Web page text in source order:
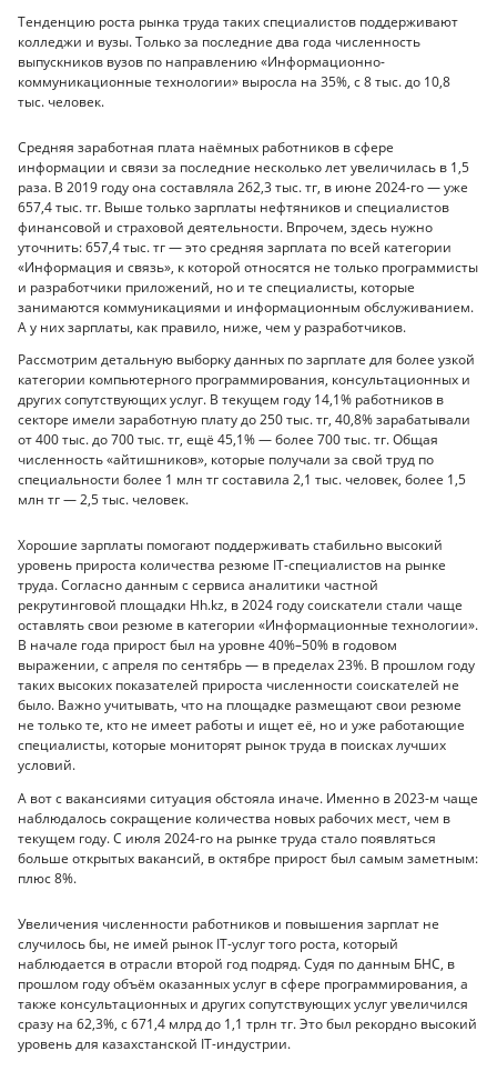
Тенденцию роста рынка труда таких специалистов поддерживают
колледжи и вузы. Только за последние два года численность
выпускников вузов по направлению «Информационно-
коммуникационные технологии» выросла на 35%, с 8 тыс. до 10,8
тыс. человек.
Средняя заработная плата наёмных работников в сфере
информации и связи за последние несколько лет увеличилась в 1,5
раза. В 2019 году она составляла 262,3 тыс. тг, в июне 2024-го — уже
657,4 тыс. тг. Выше только зарплаты нефтяников и специалистов
финансовой и страховой деятельности. Впрочем, здесь нужно
уточнить: 657,4 тыс. тг — это средняя зарплата по всей категории
«Информация и связь», к которой относятся не только программисты
и разработчики приложений, но и те специалисты, которые
занимаются коммуникациями и информационным обслуживанием.
А у них зарплаты, как правило, ниже, чем у разработчиков.
Рассмотрим детальную выборку данных по зарплате для более узкой
категории компьютерного программирования, консультационных и
других сопутствующих услуг. В текущем году 14,1% работников в
секторе имели заработную плату до 250 тыс. тг, 40,8% зарабатывали
от 400 тыс. до 700 тыс. тг, ещё 45,1% — более 700 тыс. тг. Общая
численность «айтишников», которые получали за свой труд по
специальности более 1 млн тг составила 2,1 тыс. человек, более 1,5
млн тг — 2,5 тыс. человек.
Хорошие зарплаты помогают поддерживать стабильно высокий
уровень прироста количества резюме IT-специалистов на рынке
труда. Согласно данным с сервиса аналитики частной
рекрутинговой площадки Hh.kz, в 2024 году соискатели стали чаще
оставлять свои резюме в категории «Информационные технологии».
В начале года прирост был на уровне 40%–50% в годовом
выражении, с апреля по сентябрь — в пределах 23%. В прошлом году
таких высоких показателей прироста численности соискателей не
было. Важно учитывать, что на площадке размещают свои резюме
не только те, кто не имеет работы и ищет её, но и уже работающие
специалисты, которые мониторят рынок труда в поисках лучших
условий.
А вот с вакансиями ситуация обстояла иначе. Именно в 2023-м чаще
наблюдалось сокращение количества новых рабочих мест, чем в
текущем году. С июля 2024-го на рынке труда стало появляться
больше открытых вакансий, в октябре прирост был самым заметным:
плюс 8%.
Увеличения численности работников и повышения зарплат не
случилось бы, не имей рынок IT-услуг того роста, который
наблюдается в отрасли второй год подряд. Судя по данным БНС, в
прошлом году объём оказанных услуг в сфере программирования, а
также консультационных и других сопутствующих услуг увеличился
сразу на 62,3%, с 671,4 млрд до 1,1 трлн тг. Это был рекордно высокий
уровень для казахстанской IT-индустрии.